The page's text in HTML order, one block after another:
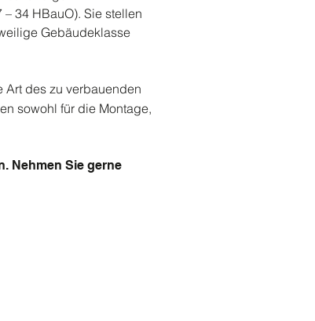
34 HBauO). Sie stellen
Gebäudeklasse
des zu verbauenden
sowohl für die Montage,
Nehmen Sie gerne